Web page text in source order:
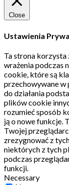
Close
Ustawienia
Ta strona
wrażenia podczas
cookie, które są
przechowywane w
do działania
plików cookie
rozumieć sposób
ją o nowe funkcje.
Twojej
zrezygnować z
niektórych z tych
podczas
funkcji.
Necessary